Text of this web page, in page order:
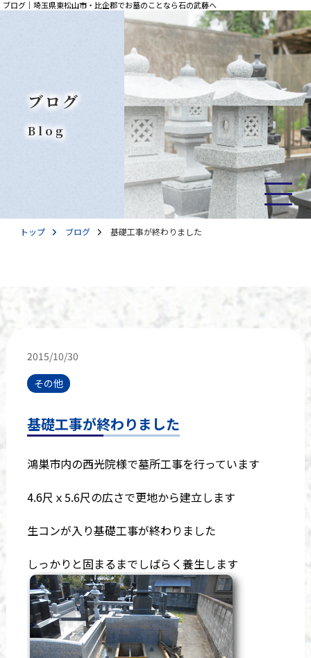
ブログ｜埼玉県東松山市・比企郡でお墓のことなら石の武藤へ
ブログ
Blog
トップ ブログ 基礎工事が終わりました
2015/10/30
その他
基礎工事が終わりました
鴻巣市内の西光院様で墓所工事を行っています
4.6尺ｘ5.6尺の広さで更地から建立します
生コンが入り基礎工事が終わりました
しっかりと固まるまでしばらく養生します